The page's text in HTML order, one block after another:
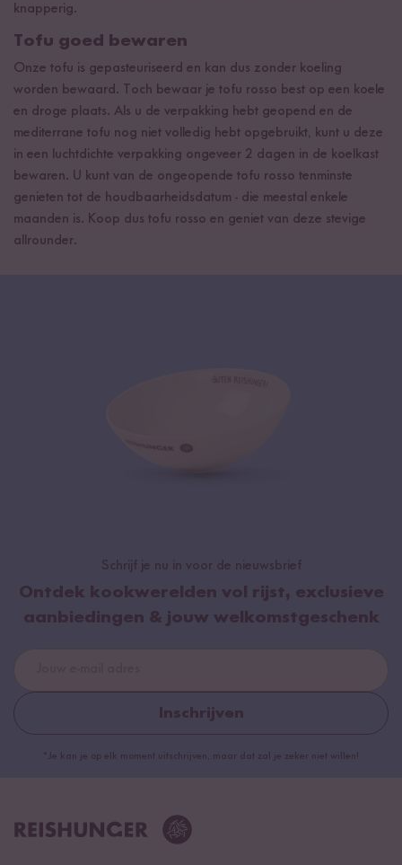
knapperig.
Tofu goed bewaren
Onze tofu is gepasteuriseerd en kan dus zonder koeling
worden bewaard. Toch bewaar je tofu rosso best op een koele
en droge plaats. Als u de verpakking hebt geopend en de
mediterrane tofu nog niet volledig hebt opgebruikt, kunt u deze
in een luchtdichte verpakking ongeveer 2 dagen in de koelkast
bewaren. U kunt van de ongeopende tofu rosso tenminste
genieten tot de houdbaarheidsdatum - die meestal enkele
maanden is. Koop dus tofu rosso en geniet van deze stevige
allrounder.
Schrijf je nu in voor de nieuwsbrief
Ontdek kookwerelden vol rijst, exclusieve
aanbiedingen & jouw welkomstgeschenk
Inschrijven
*Je kan je op elk moment uitschrijven, maar dat zal je zeker niet willen!